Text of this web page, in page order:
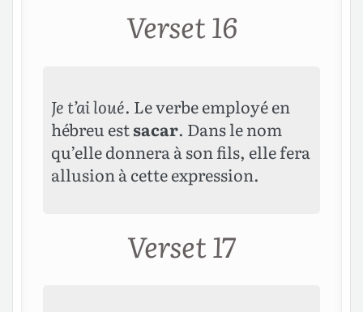
Verset 16
Je t’ai loué. Le verbe employé en
hébreu estsacar. Dans le nom
qu’elle donnera à son fils, elle fera
allusion à cette expression.
Verset 17